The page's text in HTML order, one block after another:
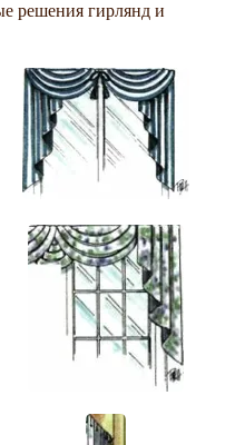
решения гирлянд и